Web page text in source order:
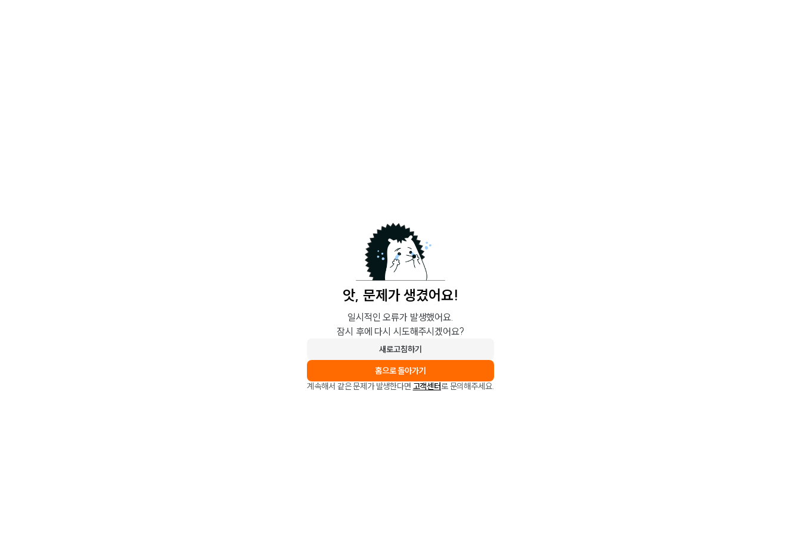
앗, 문제가 생겼어요!
일시적인 오류가 발생했어요.
잠시 후에 다시 시도해주시겠어요?
새로고침하기
홈으로 돌아가기
계속해서 같은 문제가 발생한다면 고객센터로 문의해주세요.